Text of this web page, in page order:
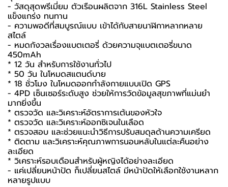
- วัสดุสุดพรีเมี่ยม ตัวเรือนผลิตจาก 316L Stainless Steel
แข็งแกร่ง ทนทาน
- ความพอดีที่สมบูรณ์แบบ เข้าได้กับสายนาฬิกาหลากหลาย
สไตล์
- หมดกังวลเรื่องแบตเตอรี่ ด้วยความจุแบตเตอรี่ขนาด
450mAh
* 12 วัน สำหรับการใช้งานทั่วไป
* 50 วัน ในโหมดสแตนด์บาย
* 18 ชั่วโมง ในโหมดออกกำลังกายแบบเปิด GPS
- 4PD เซ็นเซอร์ระดับสูง ช่วยให้การวัดข้อมูลสุขภาพที่แม่นยำ
มากยิ่งขึ้น
* ตรวจวัด และวิเคราะห์อัตราการเต้นของหัวใจ
* ตรวจวัด และวิเคราะห์ออกซิเจนในเลือด
* ตรวจสอบ และช่วยแนะนำวิธีการปรับสมดุลด้านความเครียด
* ติดตาม และวิเคราะห์คุณภาพการนอนหลับในแต่ละคืนอย่าง
ละเอียด
* วิเคราะห์รอบเดือนสำหรับผู้หญิงได้อย่างละเอียด
- แค่เปลี่ยนหน้าปัด ก็เปลี่ยนสไตล์ มีหน้าปัดให้เลือกใช้งานหลาก
หลายรูปแบบ